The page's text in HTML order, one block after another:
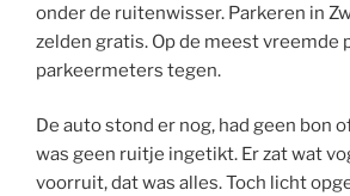
onder de ruitenwisser. Parkeren in
zelden gratis. Op de meest vreemde
parkeermeters tegen.
De auto stond er nog, had geen bon
was geen ruitje ingetikt. Er zat wat
voorruit, dat was alles. Toch licht